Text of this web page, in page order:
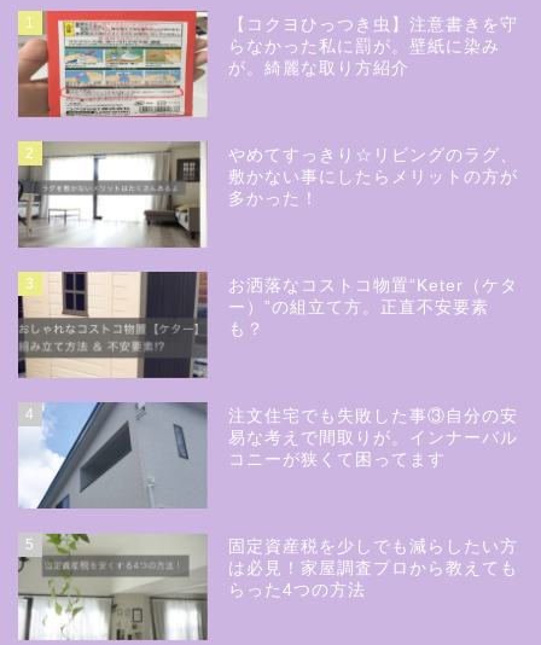
1
【コクヨひっつき虫】注意書きを守
らなかった私に罰が。壁紙に染み
が。綺麗な取り方紹介
2
やめてすっきり☆リビングのラグ、
敷かない事にしたらメリットの方が
多かった！
3
お洒落なコストコ物置“Keter（ケタ
ー）”の組立て方。正直不安要素
も？
4
注文住宅でも失敗した事③自分の安
易な考えで間取りが。インナーバル
コニーが狭くて困ってます
5
固定資産税を少しでも減らしたい方
は必見！家屋調査プロから教えても
らった4つの方法